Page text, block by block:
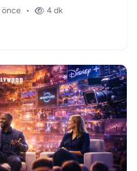
önce • 4 dk